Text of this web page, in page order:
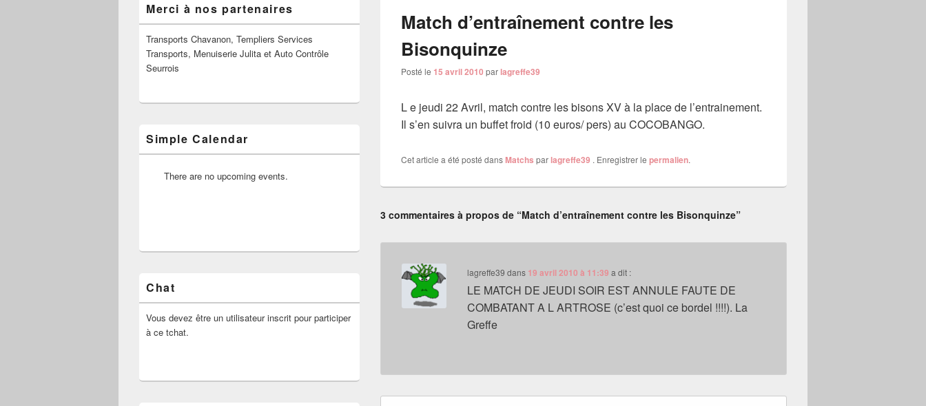
Match d’entraînement contre les
Bisonquinze
Posté le 15 avril 2010 par lagreffe39
L e jeudi 22 Avril, match contre les bisons XV à la place de l’entrainement.
Il s’en suivra un buffet froid (10 euros/ pers) au COCOBANGO.
Cet article a été posté dansMatchs par lagreffe39 . Enregistrer le permalien.
3 commentaires à propos de “Match d’entraînement contre les Bisonquinze”
lagreffe39 dans 19 avril 2010 à 11:39 a dit :
LE MATCH DE JEUDI SOIR EST ANNULE FAUTE DE
COMBATANT A L ARTROSE (c’est quoi ce bordel !!!!). La
Greffe
principale
de
widget
pour
barre
Merci à nos partenaires
Transports Chavanon, Templiers Services
Transports, Menuiserie Julita et Auto Contrôle
Seurrois
Simple Calendar
There are no upcoming events.
Chat
Vous devez être un utilisateur inscrit pour participer
à ce tchat.